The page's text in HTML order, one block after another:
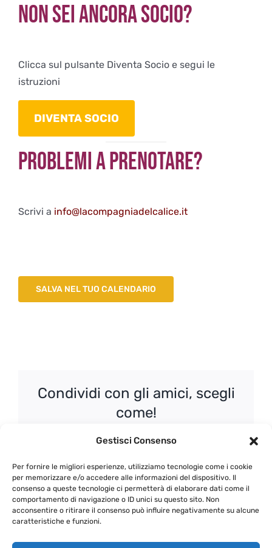
Gestisci Consenso
Per fornire le migliori esperienze, utilizziamo tecnologie come i cookie
per memorizzare e/o accedere alle informazioni del dispositivo. Il
consenso a queste tecnologie ci permetterà di elaborare dati come il
comportamento di navigazione o ID unici su questo sito. Non
acconsentire o ritirare il consenso può influire negativamente su alcune
caratteristiche e funzioni.
Non sei ancora Socio?
Clicca sul pulsante Diventa Socio e segui le
istruzioni
DIVENTA SOCIO
Problemi a Prenotare?
Scrivi a info@lacompagniadelcalice.it
SALVA NEL TUO CALENDARIO
Condividi con gli amici, scegli
come!
Facebook
X WhatsApp
Email
La Valpolicella con
Marilisa Allegrini – Villa
Radici forti e vini
autentici: benvenuti nelle
Grifoni